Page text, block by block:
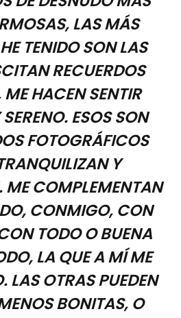
LAS MÁS
TENIDO SON LAS
RECUERDOS
HACEN SENTIR
ESOS SON
FOTOGRÁFICOS
Y
COMPLEMENTAN
CONMIGO, CON
TODO O BUENA
LA QUE A MÍ ME
LAS OTRAS PUEDEN
BONITAS, O